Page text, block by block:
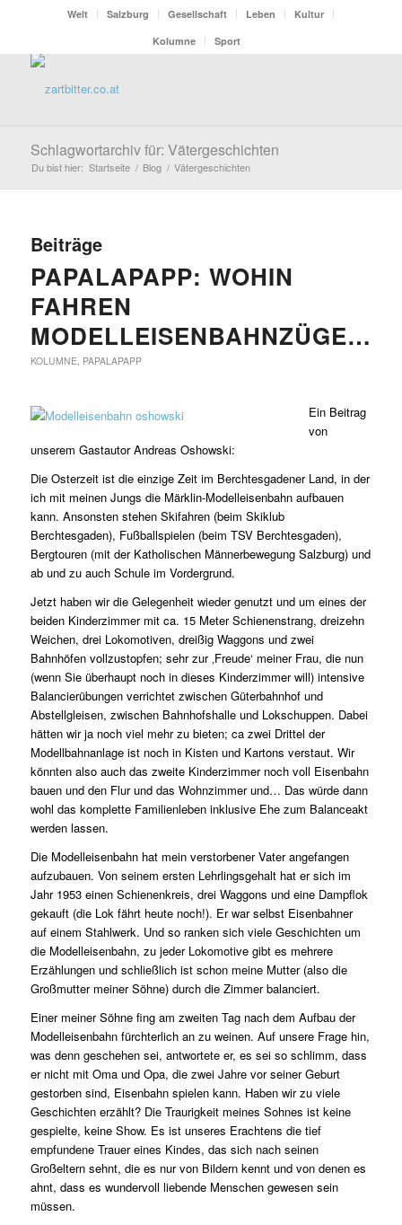
Welt Salzburg Gesellschaft Leben
Kultur
Kolumne
Sport
Schlagwortarchiv für: Vätergeschichten
Du bist hier: Startseite / Blog / Vätergeschichten
Beiträge
PAPALAPAPP: WOHIN
FAHREN
MODELLEISENBAHNZÜGE…?
KOLUMNE, PAPALAPAPP
Ein Beitrag
von
unserem Gastautor Andreas Oshowski:
Die Osterzeit ist die einzige Zeit im Berchtesgadener Land, in der
ich mit meinen Jungs die Märklin-Modelleisenbahn aufbauen
kann. Ansonsten stehen Skifahren (beim Skiklub
Berchtesgaden), Fußballspielen (beim TSV Berchtesgaden),
Bergtouren (mit der Katholischen Männerbewegung Salzburg) und
ab und zu auch Schule im Vordergrund.
Jetzt haben wir die Gelegenheit wieder genutzt und um eines der
beiden Kinderzimmer mit ca. 15 Meter Schienenstrang, dreizehn
Weichen, drei Lokomotiven, dreißig Waggons und zwei
Bahnhöfen vollzustopfen; sehr zur ‚Freude‘ meiner Frau, die nun
(wenn Sie überhaupt noch in dieses Kinderzimmer will) intensive
Balancierübungen verrichtet zwischen Güterbahnhof und
Abstellgleisen, zwischen Bahnhofshalle und Lokschuppen. Dabei
hätten wir ja noch viel mehr zu bieten; ca zwei Drittel der
Modellbahnanlage ist noch in Kisten und Kartons verstaut. Wir
könnten also auch das zweite Kinderzimmer noch voll Eisenbahn
bauen und den Flur und das Wohnzimmer und… Das würde dann
wohl das komplette Familienleben inklusive Ehe zum Balanceakt
werden lassen.
Die Modelleisenbahn hat mein verstorbener Vater angefangen
aufzubauen. Von seinem ersten Lehrlingsgehalt hat er sich im
Jahr 1953 einen Schienenkreis, drei Waggons und eine Dampflok
gekauft (die Lok fährt heute noch!). Er war selbst Eisenbahner
auf einem Stahlwerk. Und so ranken sich viele Geschichten um
die Modelleisenbahn, zu jeder Lokomotive gibt es mehrere
Erzählungen und schließlich ist schon meine Mutter (also die
Großmutter meiner Söhne) durch die Zimmer balanciert.
Einer meiner Söhne fing am zweiten Tag nach dem Aufbau der
Modelleisenbahn fürchterlich an zu weinen. Auf unsere Frage hin,
was denn geschehen sei, antwortete er, es sei so schlimm, dass
er nicht mit Oma und Opa, die zwei Jahre vor seiner Geburt
gestorben sind, Eisenbahn spielen kann. Haben wir zu viele
Geschichten erzählt? Die Traurigkeit meines Sohnes ist keine
gespielte, keine Show. Es ist unseres Erachtens die tief
empfundene Trauer eines Kindes, das sich nach seinen
Großeltern sehnt, die es nur von Bildern kennt und von denen es
ahnt, dass es wundervoll liebende Menschen gewesen sein
müssen.